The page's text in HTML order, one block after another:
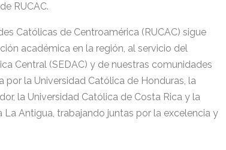
RUCAC.
Católicas de Centroamérica (RUCAC) sigue
académica en la región, al servicio del
Central (SEDAC) y de nuestras comunidades
por la Universidad Católica de Honduras, la
la Universidad Católica de Costa Rica y la
La Antigua, trabajando juntas por la excelencia y